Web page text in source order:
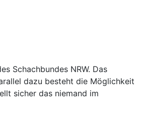
Schachbundes NRW. Das
dazu besteht die Möglichkeit
sicher das niemand im